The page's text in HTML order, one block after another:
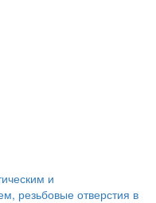
и
резьбовые отверстия в